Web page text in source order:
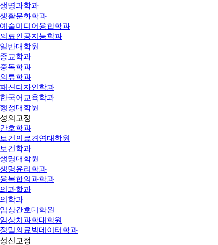
생명과학과
생활문화학과
예술미디어융합학과
의료인공지능학과
일반대학원
종교학과
중독학과
의류학과
패션디자인학과
한국어교육학과
행정대학원
성의교정
간호학과
보건의료경영대학원
보건학과
생명대학원
생명윤리학과
융복합의과학과
의과학과
의학과
임상간호대학원
임상치과학대학원
정밀의료빅데이터학과
성신교정